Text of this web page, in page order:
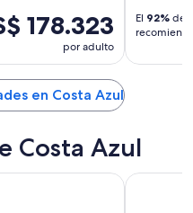
178.323
por adulto
El 92% de
en Costa Azul
Costa Azul